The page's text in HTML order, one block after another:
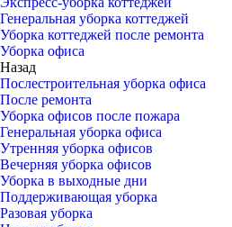
Генеральная уборка коттеджей
Уборка коттеджей после ремонта
Уборка офиса
Назад
Послестроительная уборка офиса
После ремонта
Уборка офисов после пожара
Генеральная уборка офиса
Утренняя уборка офисов
Вечерняя уборка офисов
Уборка в выходные дни
Поддерживающая уборка
Разовая уборка